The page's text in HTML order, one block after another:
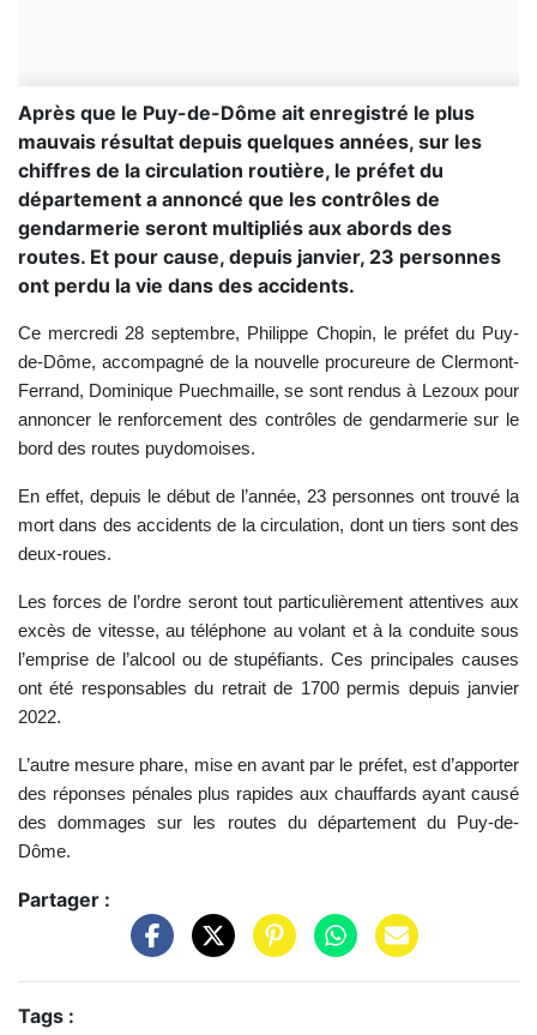
Après que le Puy-de-Dôme ait enregistré le plus
mauvais résultat depuis quelques années, sur les
chiffres de la circulation routière, le préfet du
département a annoncé que les contrôles de
gendarmerie seront multipliés aux abords des
routes. Et pour cause, depuis janvier, 23 personnes
ont perdu la vie dans des accidents.
Ce mercredi 28 septembre, Philippe Chopin, le préfet du Puy-
de-Dôme, accompagné de la nouvelle procureure de Clermont-
Ferrand, Dominique Puechmaille, se sont rendus à Lezoux pour
annoncer le renforcement des contrôles de gendarmerie sur le
bord des routes puydomoises.
En effet, depuis le début de l’année, 23 personnes ont trouvé la
mort dans des accidents de la circulation, dont un tiers sont des
deux-roues.
Les forces de l’ordre seront tout particulièrement attentives aux
excès de vitesse, au téléphone au volant et à la conduite sous
l’emprise de l’alcool ou de stupéfiants. Ces principales causes
ont été responsables du retrait de 1700 permis depuis janvier
2022.
L’autre mesure phare, mise en avant par le préfet, est d’apporter
des réponses pénales plus rapides aux chauffards ayant causé
des dommages sur les routes du département du Puy-de-
Dôme.
Partager :
Tags :